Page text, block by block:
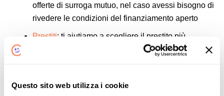
Questo sito web utilizza i cookie
Affida Compara Assicura Semplice
Piazza Mentana, 4, 24047 Treviglio (BG)
offerte di surroga mutuo, nel caso avessi bisogno di
rivedere le condizioni del finanziamento aperto
Prestiti: ti aiutiamo a scegliere il prestito più
vantaggioso per te, grazie alla comparazione delle
Perché scegliere un Comparasemplice.it